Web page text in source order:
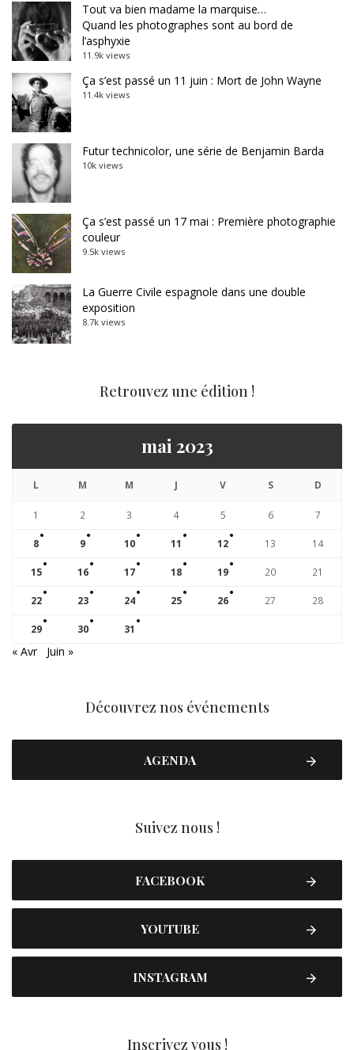
Tout va bien madame la marquise…
Quand les photographes sont au bord de
l’asphyxie
11.9k views
Ça s’est passé un 11 juin : Mort de John Wayne
11.4k views
Futur technicolor, une série de Benjamin Barda
10k views
Ça s’est passé un 17 mai : Première photographie
couleur
9.5k views
La Guerre Civile espagnole dans une double
exposition
8.7k views
Retrouvez une édition !
mai 2023
L M M J V S D
1 2 3 4 5 6 7
8 9 10 11 12 13 14
15 16 17 18 19 20 21
22 23 24 25 26 27 28
29 30 31
« Avr Juin »
Découvrez nos événements
AGENDA
Suivez nous !
FACEBOOK
YOUTUBE
INSTAGRAM
Inscrivez vous !